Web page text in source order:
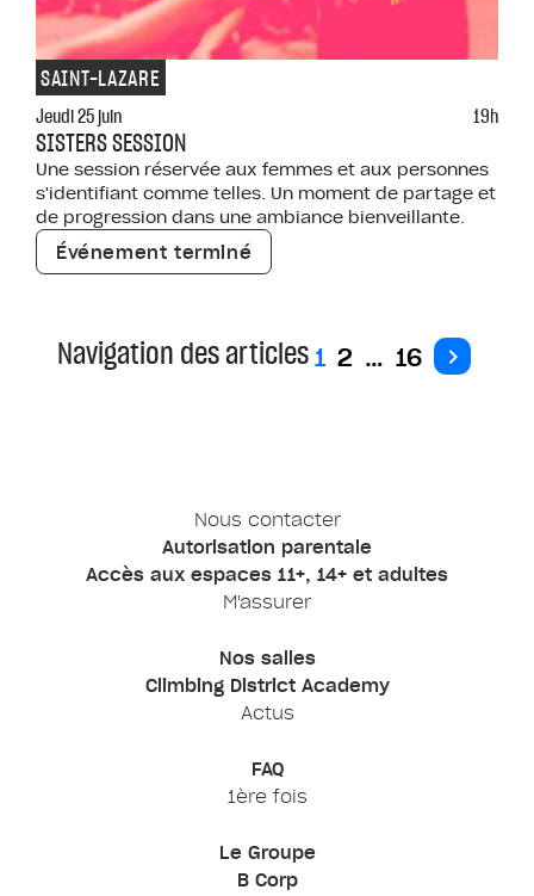
SAINT-LAZARE
Jeudi 25 juin 19h
SISTERS SESSION
Une session réservée aux femmes et aux personnes
s'identifiant comme telles. Un moment de partage et
de progression dans une ambiance bienveillante.
Événement terminé
Navigation des articles1 2 … 16
Nous contacter
Autorisation parentale
Accès aux espaces 11+, 14+ et adultes
M'assurer
Nos salles
Climbing District Academy
Actus
FAQ
1ère fois
Le Groupe
B Corp